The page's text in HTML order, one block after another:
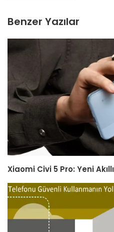
Benzer Yazılar
Xiaomi Civi 5 Pro: Yeni